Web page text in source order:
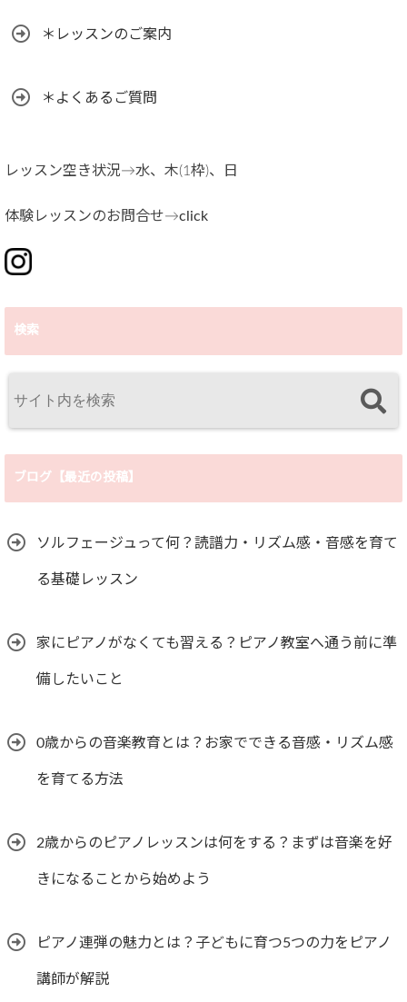
＊レッスンのご案内
＊よくあるご質問
レッスン空き状況→水、木(1枠)、日
体験レッスンのお問合せ→click
検索
ブログ【最近の投稿】
ソルフェージュって何？読譜力・リズム感・音感を育て
る基礎レッスン
家にピアノがなくても習える？ピアノ教室へ通う前に準
備したいこと
0歳からの音楽教育とは？お家でできる音感・リズム感
を育てる方法
2歳からのピアノレッスンは何をする？まずは音楽を好
きになることから始めよう
ピアノ連弾の魅力とは？子どもに育つ5つの力をピアノ
講師が解説